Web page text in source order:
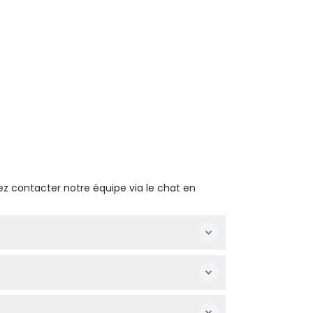
contacter notre équipe via le chat en